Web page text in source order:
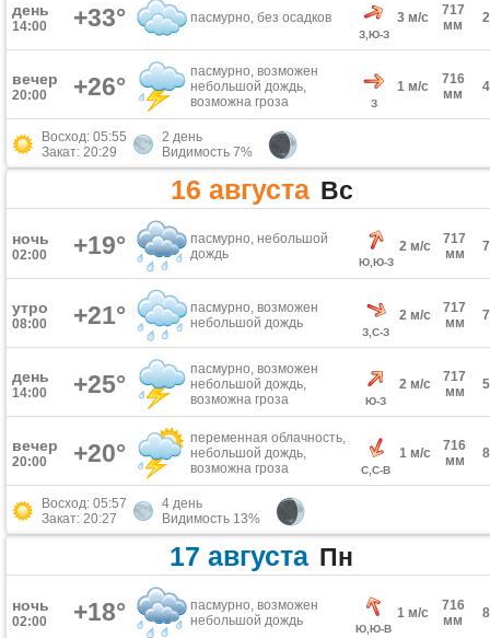
день
14:00 +33° пасмурно, без осадков
З,Ю-З
3 м/с
717
мм
вечер
20:00 +26°
пасмурно, возможен
небольшой дождь,
возможна гроза
З
1 м/с
716
мм
Восход: 05:55
Закат: 20:29
2 день
Видимость 7%
16 августа Вс
ночь
02:00 +19°
пасмурно, небольшой
дождь
Ю,Ю-З
2 м/с
717
мм
утро
08:00 +21°
пасмурно, возможен
небольшой дождь
З,С-З
2 м/с
717
мм
день
14:00 +25°
пасмурно, возможен
небольшой дождь,
возможна гроза
Ю-З
2 м/с
717
мм
вечер
20:00 +20°
переменная облачность,
небольшой дождь,
возможна гроза
С,С-В
1 м/с
716
мм
Восход: 05:57
Закат: 20:27
4 день
Видимость 13%
17 августа Пн
ночь
02:00 +18°
пасмурно, возможен
небольшой дождь
Ю,Ю-В
1 м/с
716
мм